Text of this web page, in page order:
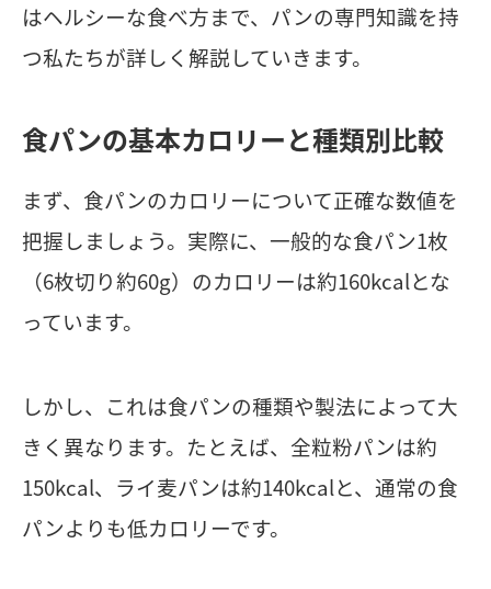
はヘルシーな食べ方まで、パンの専門知識を持
つ私たちが詳しく解説していきます。
食パンの基本カロリーと種類別比較
まず、食パンのカロリーについて正確な数値を
把握しましょう。実際に、一般的な食パン1枚
（6枚切り約60g）のカロリーは約160kcalとな
っています。
しかし、これは食パンの種類や製法によって大
きく異なります。たとえば、全粒粉パンは約
150kcal、ライ麦パンは約140kcalと、通常の食
パンよりも低カロリーです。